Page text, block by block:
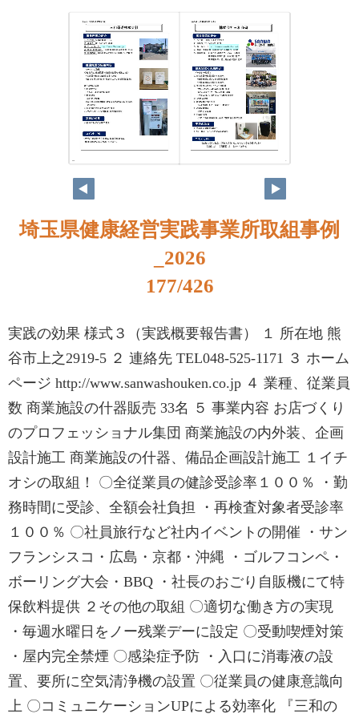
161
160
埼玉県健康経営実践事業所取組事例
_2026
177/426
実践の効果 様式３（実践概要報告書） １ 所在地 熊
谷市上之2919-5 ２ 連絡先 TEL048-525-1171 ３ ホーム
ページ http://www.sanwashouken.co.jp ４ 業種、従業員
数 商業施設の什器販売 33名 ５ 事業内容 お店づくり
のプロフェッショナル集団 商業施設の内外装、企画
設計施工 商業施設の什器、備品企画設計施工 １イチ
オシの取組！ 〇全従業員の健診受診率１００％ ・勤
務時間に受診、全額会社負担 ・再検査対象者受診率
１００％ 〇社員旅行など社内イベントの開催 ・サン
フランシスコ・広島・京都・沖縄 ・ゴルフコンペ・
ボーリング大会・BBQ ・社長のおごり自販機にて特
保飲料提供 ２その他の取組 〇適切な働き方の実現
・毎週水曜日をノー残業デーに設定 〇受動喫煙対策
・屋内完全禁煙 〇感染症予防 ・入口に消毒液の設
置、要所に空気清浄機の設置 〇従業員の健康意識向
上 〇コミュニケーションUPによる効率化 『三和の